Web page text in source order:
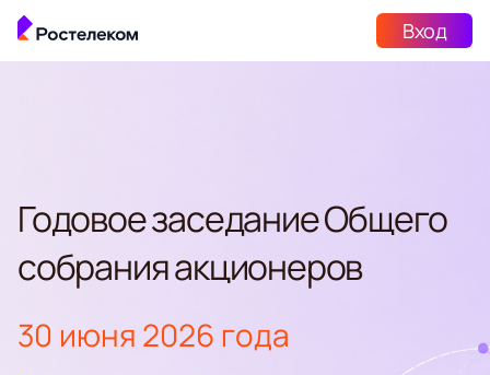
Вход
Годовое заседание Общего
собрания акционеров
30 июня 2026 года